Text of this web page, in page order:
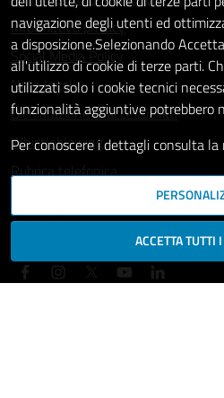
Informativa privacy
Social Media Policy
Note legali
Dichiarazione di accessibilità
Whistleblowing
Rubrica telefonica
SEGUICI SU
navigazione degli utenti ed
a disposizione.Selezionando
all'utilizzo di cookie di terze parti.
utilizzati solo i cookie tecnici
funzionalità aggiuntive potrebbero
Per conoscere i dettagli consulta
ACCETTA TUTTI